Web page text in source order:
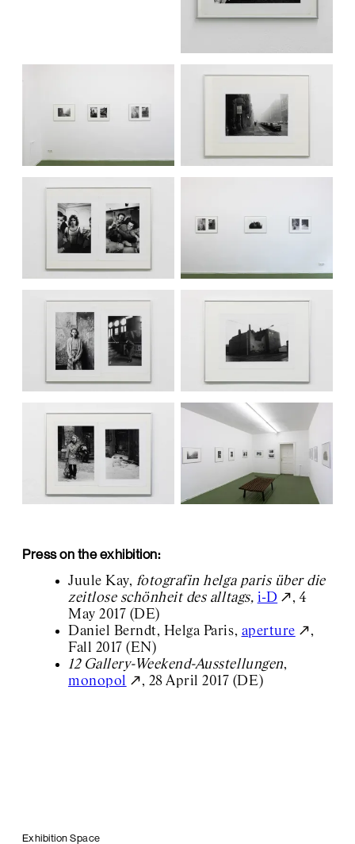
Press on the exhibition:
Juule Kay, fotografin helga paris über die
zeitlose schönheit des alltags, i-D
, 4
May 2017 (DE)
Daniel Berndt, Helga Paris, aperture
,
Fall 2017 (EN)
12 Gallery-Weekend-Ausstellungen,
monopol
, 28 April 2017 (DE)
Exhibition Space